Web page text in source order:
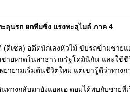
ะลุนรก ยกทีมซิ่ง แรงทะลุไมล์ ภาค 4
ซล) อดีตนักเลงหัวไม้ ขับรถข้ามชายแ
ชายหาดในสาธารณรัฐโดมินิกัน และใช้
ายามเริ่มต้นชีวิตใหม่ แต่เขารู้ดีว่าทางก
ทางกลับมายังแอลเอ ดอมได้พบกับชายที่